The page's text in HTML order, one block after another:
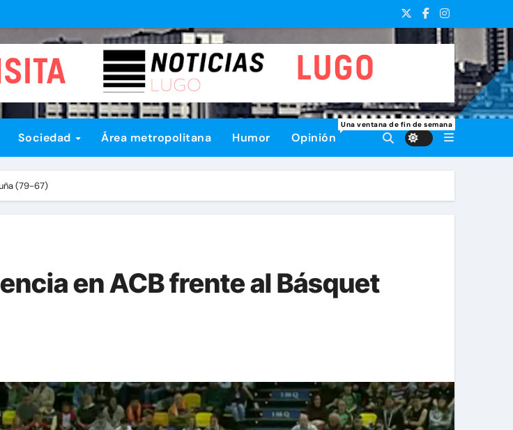
Sociedad Área metropolitana Humor Opinión
Una ventana de fin de semana
(79-67)
en ACB frente al Básquet